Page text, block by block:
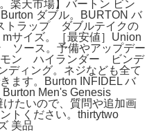
楽天市場】バートン ビン
ダブル。BURTON バ
トラップ ダブルテイクの
サイズ。［最安値］Union
ソース。予備やアップデー
モン ハイランダー ビンデ
ィング。ネジなども全て
ます。Burton INFIDEL バ
Men's Genesis
たいので、質問や追加画
トください。thirtytwo
美品